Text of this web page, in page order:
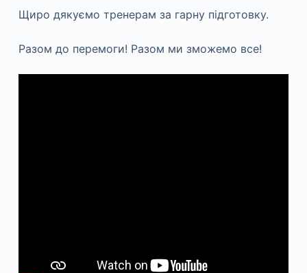
Щиро дякуємо тренерам за гарну підготовку.
Разом до перемоги! Разом ми зможемо все!